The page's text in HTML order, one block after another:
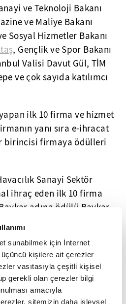
sunabilmek için İnternet
kişilere ait çerezler
vasıtasıyla çeşitli kişisel
gerekli olan çerezler bilgi
amacıyla
sitemizin daha işlevsel
ve Teknoloji Bakanı
ve Maliye Bakanı
Sosyal Hizmetler Bakanı
, Gençlik ve Spor Bakanı
Valisi Davut Gül, TİM
ve çok sayıda katılımcı
ilk 10 firma ve hizmet
yanı sıra e-ihracat
birincisi firmaya ödülleri
Sanayi Sektör
ihraç eden ilk 10 firma
adına ödülü Baykar
ödüllerini
Tayyip Erdoğan, Ticaret
TİM Başkanı Mustafa
Ford Otomotiv, Star
Türkiye Petrol